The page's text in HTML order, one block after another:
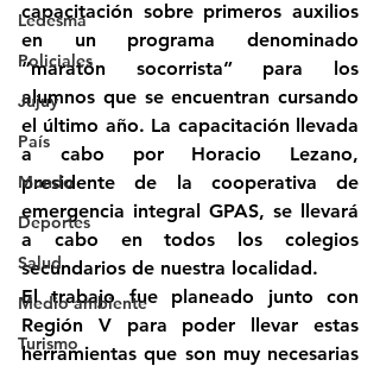
Ledesma
Policiales
Jujuy
País
Mundo
Deportes
Salud
Medio ambiente
Turismo
capacitación sobre primeros auxilios
en un programa denominado
“maratón socorrista” para los
alumnos que se encuentran cursando
el último año. La capacitación llevada
a cabo por Horacio Lezano,
presidente de la cooperativa de
emergencia integral GPAS, se llevará
a cabo en todos los colegios
secundarios de nuestra localidad.
El trabajo fue planeado junto con
Región V para poder llevar estas
herramientas que son muy necesarias